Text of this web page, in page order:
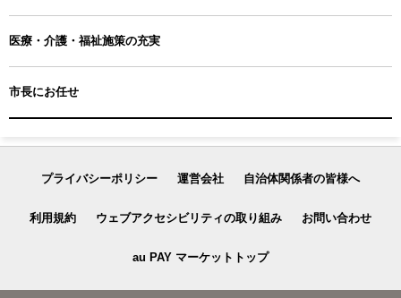
医療・介護・福祉施策の充実
市長にお任せ
プライバシーポリシー 運営会社 自治体関係者の皆様へ
利用規約 ウェブアクセシビリティの取り組み お問い合わせ
au PAY マーケットトップ